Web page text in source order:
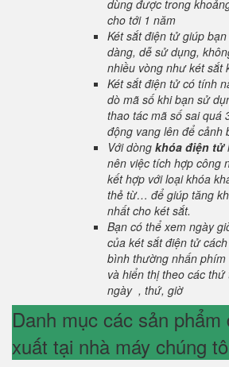
dùng được trong
cho tới 1 năm
Két sắt điện tử giúp
dàng, dễ sử dụng,
nhiều vòng như két sắt
Két sắt điện tử có tính
dò mã số khi bạn sử
thao tác mã số sai quá
động vang lên để cảnh
Với dòng khóa điện tử
nên việc tích hợp công
kết hợp với loại khóa
thẻ từ… để giúp tăng
nhất cho két sắt.
Bạn có thể xem ngày
của két sắt điện tử
bình thường nhấn
và hiển thị theo các
ngày , thứ, giờ
Danh mục các sản
xuất tại nhà máy chúng